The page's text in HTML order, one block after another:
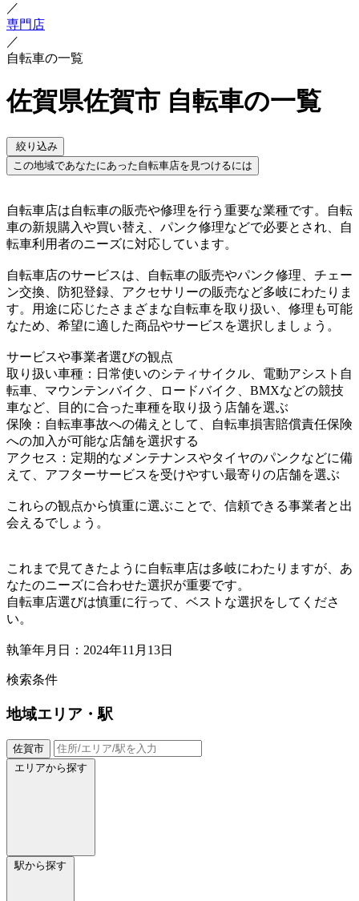
／
専門店
／
自転車の一覧
佐賀県佐賀市 自転車の一覧
絞り込み
この地域であなたにあった自転車店を見つけるには
自転車店は自転車の販売や修理を行う重要な業種です。自転
車の新規購入や買い替え、パンク修理などで必要とされ、自
転車利用者のニーズに対応しています。
自転車店のサービスは、自転車の販売やパンク修理、チェー
ン交換、防犯登録、アクセサリーの販売など多岐にわたりま
す。用途に応じたさまざまな自転車を取り扱い、修理も可能
なため、希望に適した商品やサービスを選択しましょう。
サービスや事業者選びの観点
取り扱い車種：日常使いのシティサイクル、電動アシスト自
転車、マウンテンバイク、ロードバイク、BMXなどの競技
車など、目的に合った車種を取り扱う店舗を選ぶ
保険：自転車事故への備えとして、自転車損害賠償責任保険
への加入が可能な店舗を選択する
アクセス：定期的なメンテナンスやタイヤのパンクなどに備
えて、アフターサービスを受けやすい最寄りの店舗を選ぶ
これらの観点から慎重に選ぶことで、信頼できる事業者と出
会えるでしょう。
これまで見てきたように自転車店は多岐にわたりますが、あ
なたのニーズに合わせた選択が重要です。
自転車店選びは慎重に行って、ベストな選択をしてくださ
い。
執筆年月日：2024年11月13日
検索条件
地域エリア・駅
佐賀市
エリアから探す
駅から探す